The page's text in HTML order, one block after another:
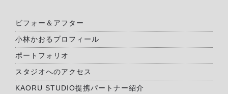
ビフォー＆アフター
小林かおるプロフィール
ポートフォリオ
スタジオへのアクセス
KAORU STUDIO提携パートナー紹介